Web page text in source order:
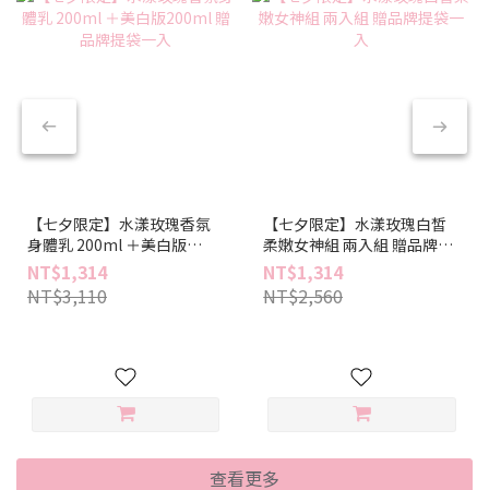
【七夕限定】水漾玫瑰香氛
身體乳 200ml ＋美白版
200ml 贈品牌提袋一入
NT$1,314
NT$3,110
【七夕限定】水漾玫瑰白皙
柔嫩女神組 兩入組 贈品牌提
袋一入
NT$1,314
NT$2,560
查看更多